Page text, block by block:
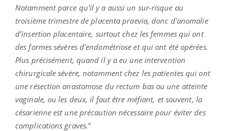
Notamment parce qu’il y a aussi un sur-risque au
troisième trimestre de placenta praevia, donc d’anomalie
d’insertion placentaire, surtout chez les femmes qui ont
des formes sévères d’endométriose et qui ont été opérées.
Plus précisément, quand il y a eu une intervention
chirurgicale sévère, notamment chez les patientes qui ont
une résection anastomose du rectum bas ou une atteinte
vaginale, ou les deux, il faut être méfiant, et souvent, la
césarienne est une précaution nécessaire pour éviter des
complications graves.”